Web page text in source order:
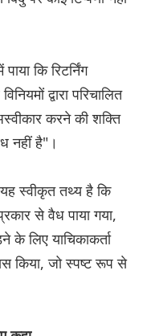
कि रिटर्निंग
द्वारा परिचालित
करने की शक्ति
नहीं है"।
यह स्वीकृत तथ्य है कि
से वैध पाया गया,
के लिए याचिकाकर्ता
किया, जो स्पष्ट रूप से